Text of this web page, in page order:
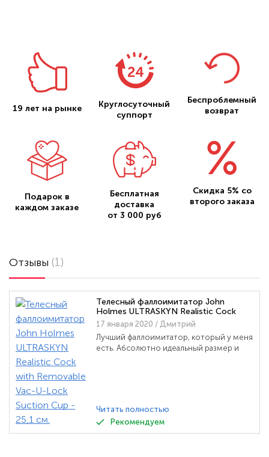
19 лет на рынке
Круглосуточный
суппорт
Беспроблемный
возврат
Подарок в
каждом заказе
Бесплатная
доставка
от 3 000 руб
Скидка 5% со
второго заказа
Отзывы (1)
Телесный фаллоимитатор John
Holmes ULTRASKYN Realistic Cock
with Removable Vac-U-Lock Suction
Cup - 25,1 см.
17 января 2020 / Дмитрий
Лучший фаллоимитатор, который у меня
есть. Абсолютно идеальный размер и
Читать полностью
Рекомендуем